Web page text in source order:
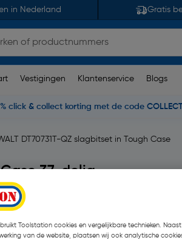
in Nederland Gratis
Vestigingen Klantenservice Blogs
click & collect korting met de code
DT70731T-QZ slagbitset in Tough Case
Case 37-delig
€ 41,98
Toolstation cookies en vergelijkbare technieken.
van de website, plaatsen wij ook analytische